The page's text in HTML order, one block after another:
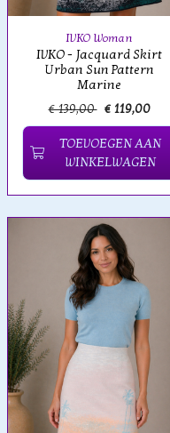
IVKO Woman
IVKO - Jacquard Skirt
Urban Sun Pattern
Marine
€ 139,00 € 119,00
TOEVOEGEN AAN
WINKELWAGEN